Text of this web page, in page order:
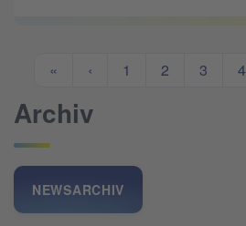
« ‹ 1 2 3 4
Archiv
NEWSARCHIV